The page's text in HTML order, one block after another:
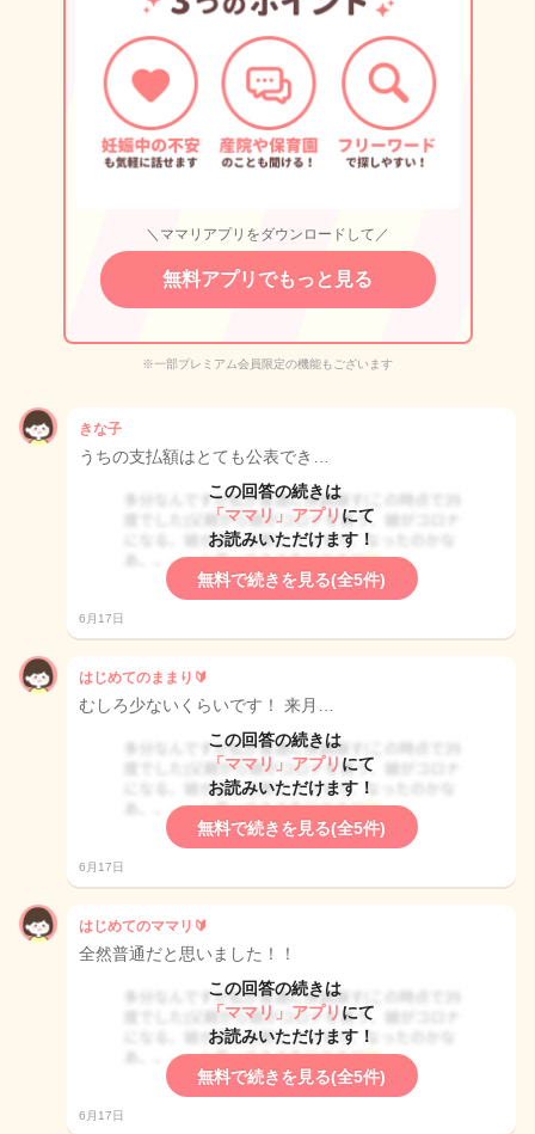
＼ママリアプリをダウンロードして／
無料アプリでもっと見る
※一部プレミアム会員限定の機能もございます
きな子
うちの支払額はとても公表でき…
この回答の続きは
「ママリ」アプリ にて
お読みいただけます！
無料で続きを見る(全5件)
6月17日
はじめてのままり🔰
むしろ少ないくらいです！ 来月…
この回答の続きは
「ママリ」アプリ にて
お読みいただけます！
無料で続きを見る(全5件)
6月17日
はじめてのママリ🔰
全然普通だと思いました！！
この回答の続きは
「ママリ」アプリ にて
お読みいただけます！
無料で続きを見る(全5件)
6月17日